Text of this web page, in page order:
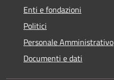
Enti e fondazioni
Politici
Personale Amministrativo
Documenti e dati